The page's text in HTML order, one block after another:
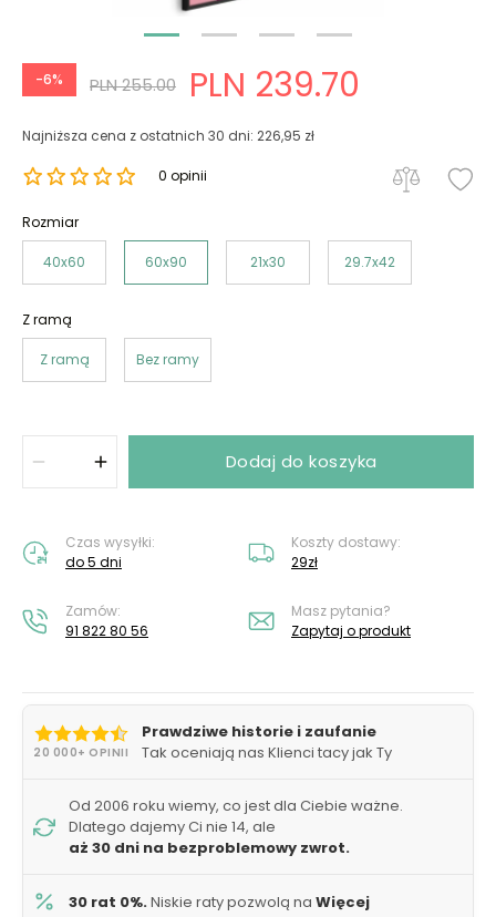
-6% PLN 255.00 PLN 239.70
Najniższa cena z ostatnich 30 dni: 226,95 zł
0 opinii
Rozmiar
40x60 60x90 21x30 29.7x42
Z ramą
Z ramą Bez ramy
Dodaj do koszyka
Czas wysyłki:
do 5 dni
Koszty dostawy:
29zł
Zamów:
91 822 80 56
Masz pytania?
Zapytaj o produkt
20 000+ OPINII
Prawdziwe historie i zaufanie
Tak oceniają nas Klienci tacy jak Ty
Od 2006 roku wiemy, co jest dla Ciebie ważne.
Dlatego dajemy Ci nie 14, ale
aż 30 dni na bezproblemowy zwrot.
30 rat 0%.Niskie raty pozwolą na Więcej